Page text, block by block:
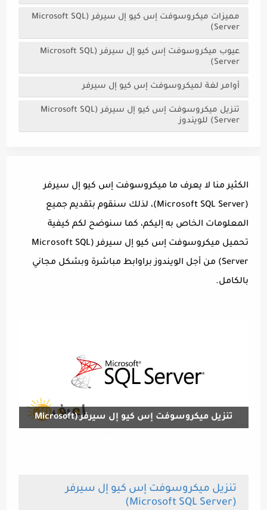
مميزات ميكروسوفت إس كيو إل سيرفر (Microsoft SQL
Server)
عيوب ميكروسوفت إس كيو إل سيرفر (Microsoft SQL
Server)
أوامر لغة لميكروسوفت إس كيو إل سيرفر
تنزيل ميكروسوفت إس كيو إل سيرفر (Microsoft SQL
Server) للويندوز
الكثير منا لا يعرف ما ميكروسوفت إس كيو إل سيرفر
(Microsoft SQL Server)، لذلك سنقوم بتقديم جميع
المعلومات الخاص به إليكم، كما سنوضح لكم كيفية
تحميل ميكروسوفت إس كيو إل سيرفر (Microsoft SQL
Server) من أجل الويندوز براوابط مباشرة وبشكل مجاني
بالكامل.
تنزيل ميكروسوفت إس كيو إل سيرفر (Microsoft
تنزيل ميكروسوفت إس كيو إل سيرفر
(Microsoft SQL Server)